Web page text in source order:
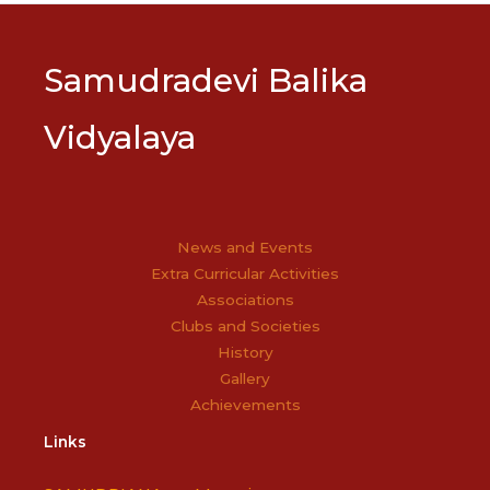
Samudradevi Balika
Vidyalaya
News and Events
Extra Curricular Activities
Associations
Clubs and Societies
History
Gallery
Achievements
Links